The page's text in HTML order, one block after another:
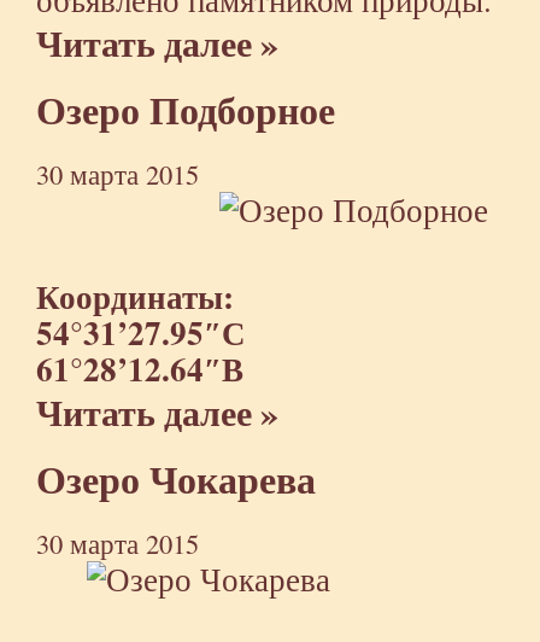
Читать далее »
Озеро Подборное
30 марта 2015
Координаты:
54°31’27.95″С
61°28’12.64″В
Читать далее »
Озеро Чокарева
30 марта 2015